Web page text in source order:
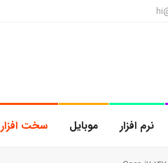
نرم افزار موبایل سخت افزار